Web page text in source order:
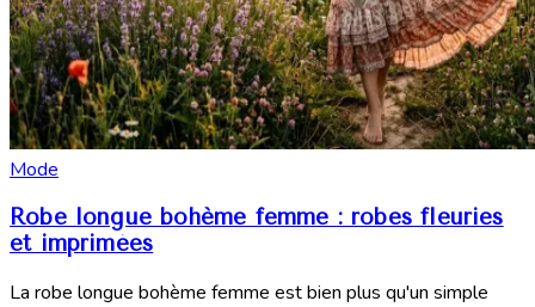
Mode
Robe longue bohème femme : robes fleuries
et imprimées
La robe longue bohème femme est bien plus qu'un simple